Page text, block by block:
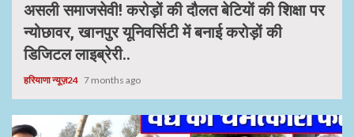
असली समाजसेवी! करोड़ों की दौलत बेटियों की शिक्षा पर
न्योछावर, खानपुर यूनिवर्सिटी में बनाई करोड़ों की
डिजिटल लाइब्रेरी..
हरियाणा न्यूज़24 7 months ago